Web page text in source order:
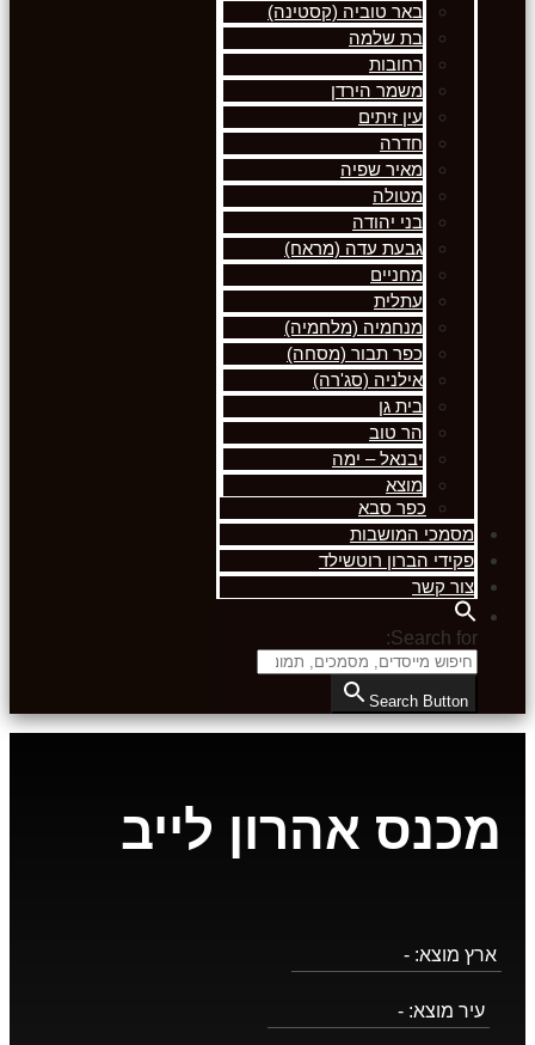
באר טוביה (קסטינה)
בת שלמה
רחובות
משמר הירדן
עין זיתים
חדרה
מאיר שפיה
מטולה
בני יהודה
גבעת עדה (מראח)
מחניים
עתלית
מנחמיה (מלחמיה)
כפר תבור (מסחה)
אילניה (סג'רה)
בית גן
הר טוב
יבנאל – ימה
מוצא
כפר סבא
מסמכי המושבות
פקידי הברון רוטשילד
צור קשר
Search for:
Search Button
מכנס אהרון לייב
ארץ מוצא: -
עיר מוצא: -